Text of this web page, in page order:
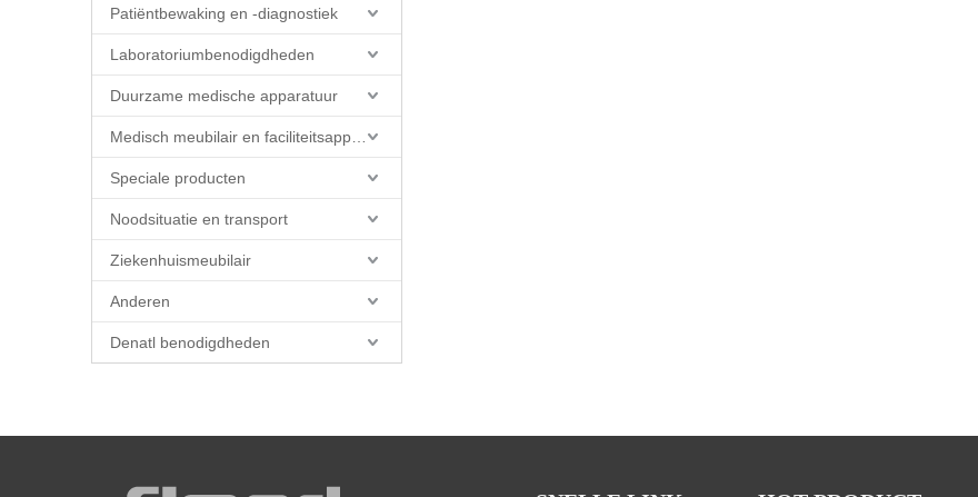
Patiëntbewaking en -diagnostiek
Laboratoriumbenodigdheden
Duurzame medische apparatuur
Speciale producten
Noodsituatie en transport
Ziekenhuismeubilair
Anderen
Denatl benodigdheden